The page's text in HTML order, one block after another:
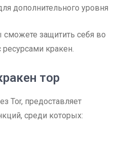
дополнительного уровня
защитить себя во
кракен.
тор
Tor, предоставляет
среди которых: